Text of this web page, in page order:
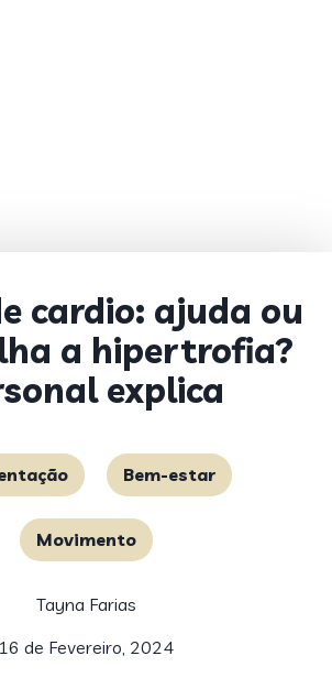
cardio: ajuda ou
a hipertrofia?
explica
Bem-estar
Movimento
Tayna Farias
16 de Fevereiro, 2024